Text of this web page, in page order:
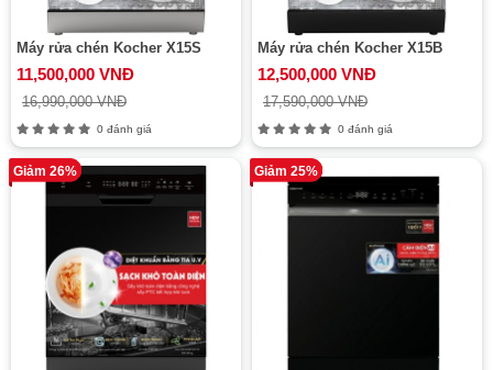
Máy rửa chén Kocher X15S
11,500,000 VNĐ
16,990,000 VNĐ
0 đánh giá
Máy rửa chén Kocher X15B
12,500,000 VNĐ
17,590,000 VNĐ
0 đánh giá
Giảm 26% Giảm 25%